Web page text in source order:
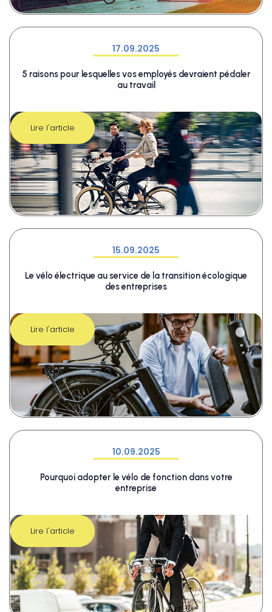
17.09.2025
5 raisons pour lesquelles vos employés devraient pédaler
au travail
Lire l'article
15.09.2025
Le vélo électrique au service de la transition écologique
des entreprises
Lire l'article
10.09.2025
Pourquoi adopter le vélo de fonction dans votre
entreprise
Lire l'article